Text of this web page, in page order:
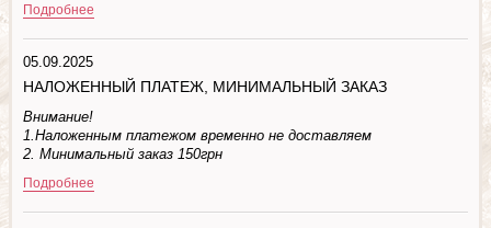
Подробнее
05.09.2025
НАЛОЖЕННЫЙ ПЛАТЕЖ, МИНИМАЛЬНЫЙ ЗАКАЗ
Внимание!
1.Наложенным платежом временно не доставляем
2. Минимальный заказ 150грн
Подробнее